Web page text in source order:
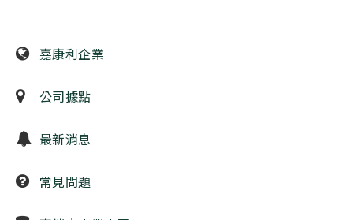
嘉康利企業
公司據點
最新消息
常見問題